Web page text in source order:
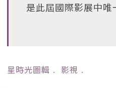
是此屆國際影展中唯
星時光圖輯 ﹒ 影視 ﹒